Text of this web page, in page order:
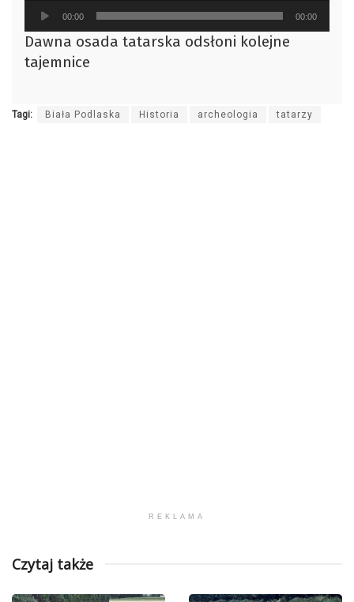
Odtwarzacz
plików
dźwiękowych
00:00 00:00
Dawna osada tatarska odsłoni kolejne
tajemnice
Tagi: Biała Podlaska Historia archeologia tatarzy
REKLAMA
Czytaj także